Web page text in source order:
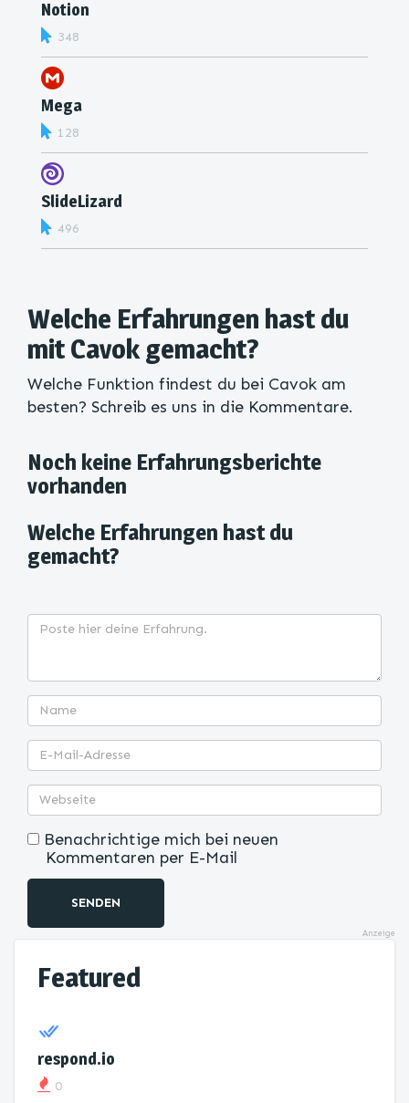
Notion
348
Mega
128
SlideLizard
496
Welche Erfahrungen hast du
mit Cavok gemacht?
Welche Funktion findest du bei Cavok am
besten? Schreib es uns in die Kommentare.
Noch keine Erfahrungsberichte
vorhanden
Welche Erfahrungen hast du
gemacht?
Benachrichtige mich bei neuen
Kommentaren per E-Mail
SENDEN
Anzeige
Featured
respond.io
0